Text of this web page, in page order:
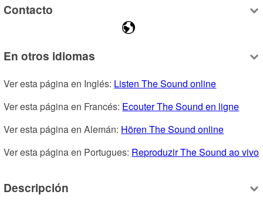
Contacto
En otros idiomas
Ver esta página en Inglés: Listen The Sound online
Ver esta página en Francés: Ecouter The Sound en ligne
Ver esta página en Alemán: Hören The Sound online
Ver esta página en Portugues: Reproduzir The Sound ao vivo
Descripción